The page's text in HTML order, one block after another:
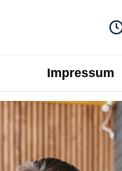
Impressum